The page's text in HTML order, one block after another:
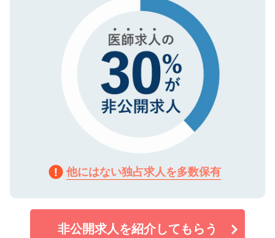
で、機密保持に関してもご安心ください。
他にはない独占求人を多数保有
非公開求人を紹介してもらう